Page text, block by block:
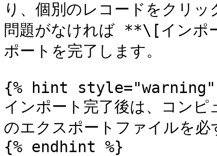
り、個別のレコードをクリ
問題がなければ **\[インポ
ポートを完了します。
{% hint style="warning"
インポート完了後は、コン
のエクスポートファイルを
{% endhint %}